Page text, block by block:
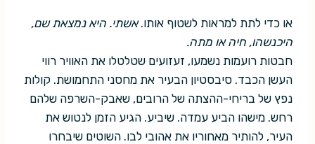
או כדי לתת למראות לשטוף אותו.אשתי. היא נמצאת שם,
היכנשהו, חיה או מתה.
חבטות רועמות נשמעו, זעזועים שטלטלו את האוויר רווי
העשן הכבד. סיבסטיון הבעיר את מחסני התחמושת. קולות
נפץ של בריחי-ההצתה של הרובים, שאבק-השרפה שלהם
רחש. מישהו הביע עמדה. שיביע. הגיע הזמן לנטוש את
העיר, להותיר מאחוריו את אהובי לבו. השוטים שיבחרו